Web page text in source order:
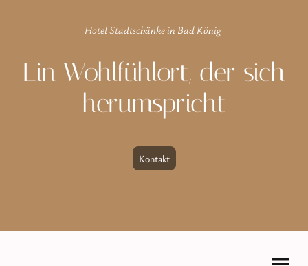
Hotel Stadtschänke in Bad König
Ein Wohlfühlort, der sich
herumspricht
Kontakt